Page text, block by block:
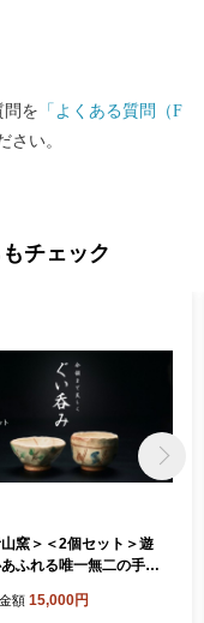
ら「貴婦人」の愛称
問を 「よくある質問（F
さい。
チェック
山窯＞＜2個セット＞遊
ふれる唯一無二の手捻
額 15,000円